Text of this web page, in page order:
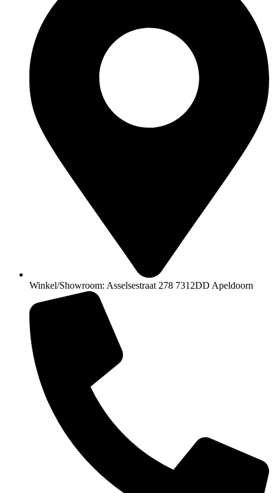
Winkel/Showroom: Asselsestraat 278 7312DD Apeldoorn